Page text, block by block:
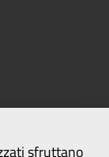
sfruttano